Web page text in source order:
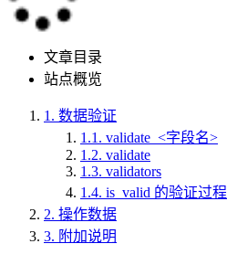
文章目录
站点概览
1. 数据验证
1.1. validate_<字段名>
1.2. validate
1.3. validators
1.4. is_valid 的验证过程
2. 操作数据
3. 附加说明